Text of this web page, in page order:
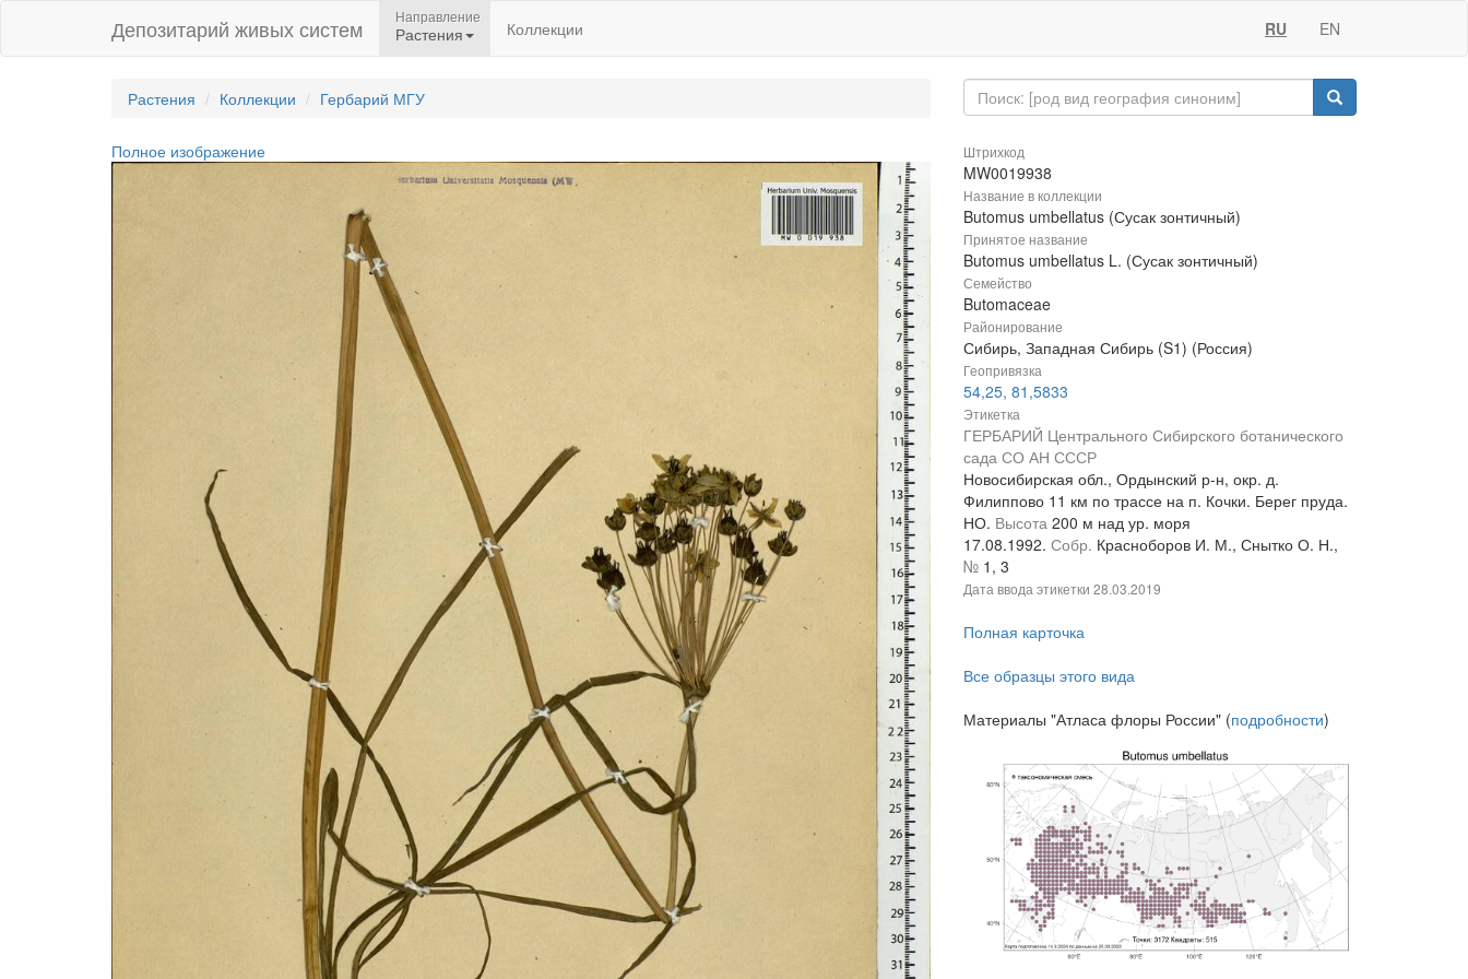
Депозитарий живых систем Направление
Растения Коллекции RU EN
Растения Коллекции Гербарий МГУ
Полное изображение Штрихкод
MW0019938
Название в коллекции
Butomus umbellatus (Сусак зонтичный)
Принятое название
Butomus umbellatus L. (Сусак зонтичный)
Семейство
Butomaceae
Районирование
Сибирь, Западная Сибирь (S1) (Россия)
Геопривязка
54,25, 81,5833
Этикетка
ГЕРБАРИЙ Центрального Сибирского ботанического
сада СО АН СССР
Новосибирская обл., Ордынский р-н, окр. д.
Филиппово 11 км по трассе на п. Кочки. Берег пруда.
НО. Высота 200 м над ур. моря
17.08.1992. Собр. Красноборов И. М., Снытко О. Н.,
№ 1, 3
Дата ввода этикетки 28.03.2019
Полная карточка
Все образцы этого вида
Материалы "Атласа флоры России" (подробности)